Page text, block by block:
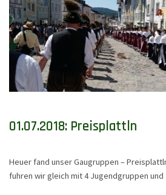
01.07.2018: Preisplattln
Heuer fand unser Gaugruppen –
fuhren wir gleich mit 4 Jugendgruppen und